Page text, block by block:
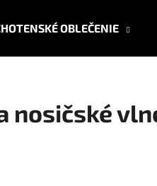
OBLEČENIE
nosičské